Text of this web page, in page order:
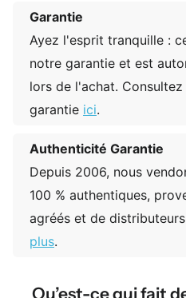
Garantie
Ayez l'esprit tranquille :
notre garantie et est
lors de l'achat.
garantie ici.
Authenticité Garantie
Depuis 2006, nous
100 % authentiques,
agréés et de
plus.
Qu’est-ce qui fait